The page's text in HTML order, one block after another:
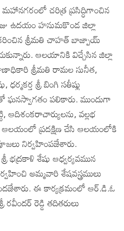
చరిత్ర ప్రసిద్ధిగాంచిన
ఉదయం హనుమకొండ జిల్లా
శ్రీమతి చాహత్ బాజ్పాయ్
ఆలయానికి విచ్చేసిన జిల్లా
శ్రీమతి రామల సునీత,
ధర్మకర్త శ్రీ బింగి సతీష్లు
ఘనస్వాగతం పలికారు. ముందుగా
ఆదిశంకరాచార్యులను, వల్లభ
ఆలయంలో ప్రదక్షిణ చేసి ఆలయంలోకి
నిర్వహింపజేశారు.
భద్రకాళి శేషు ఆధ్వర్యవమున
అమ్మవారి శేషవస్త్రములు
ఈ కార్యక్రమంలో ఆర్.డి.ఓ
రెడ్డి తదితరులు